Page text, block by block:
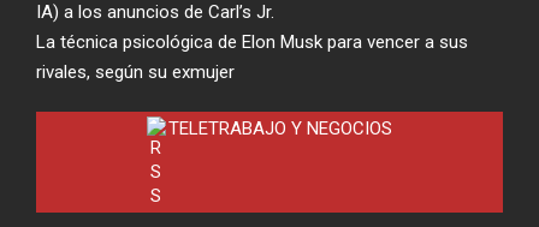
IA) a los anuncios de Carl’s Jr.
La técnica psicológica de Elon Musk para vencer a sus
rivales, según su exmujer
TELETRABAJO Y NEGOCIOS